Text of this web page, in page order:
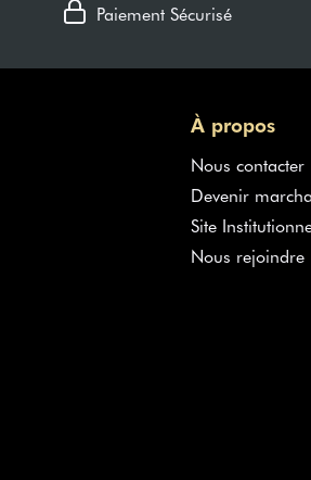
Paiement Sécurisé
À propos
Nous contacter
Devenir
Site
Nous rejoindre